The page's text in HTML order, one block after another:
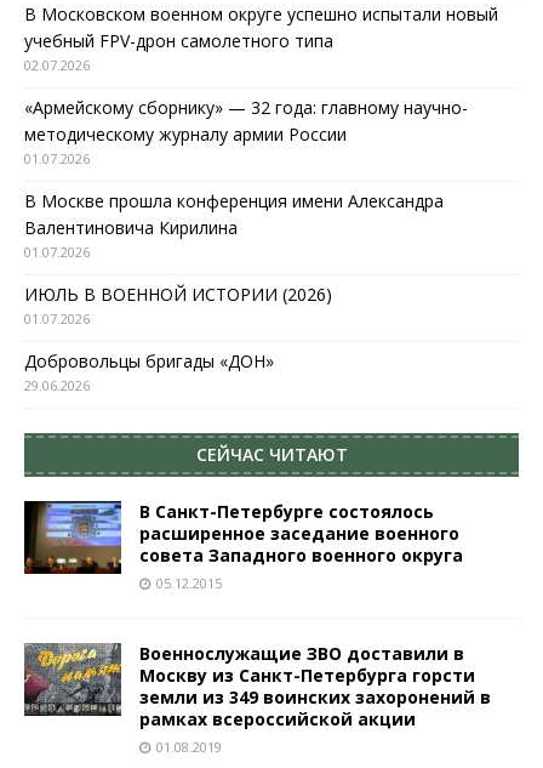
В Московском военном округе успешно испытали новый
учебный FPV-дрон самолетного типа
02.07.2026
«Армейскому сборнику» — 32 года: главному научно-
методическому журналу армии России
01.07.2026
В Москве прошла конференция имени Александра
Валентиновича Кирилина
01.07.2026
ИЮЛЬ В ВОЕННОЙ ИСТОРИИ (2026)
01.07.2026
Добровольцы бригады «ДОН»
29.06.2026
СЕЙЧАС ЧИТАЮТ
В Санкт-Петербурге состоялось
расширенное заседание военного
совета Западного военного округа
05.12.2015
Военнослужащие ЗВО доставили в
Москву из Санкт-Петербурга горсти
земли из 349 воинских захоронений в
рамках всероссийской акции
01.08.2019